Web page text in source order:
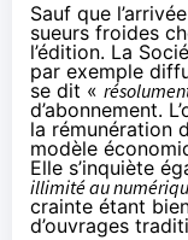
Sauf que l’arrivée
sueurs froides
l’édition. La
par exemple
se dit «
d’abonnement.
la rémunération
modèle
Elle s’inquiète
illimité au
crainte étant
d’ouvrages